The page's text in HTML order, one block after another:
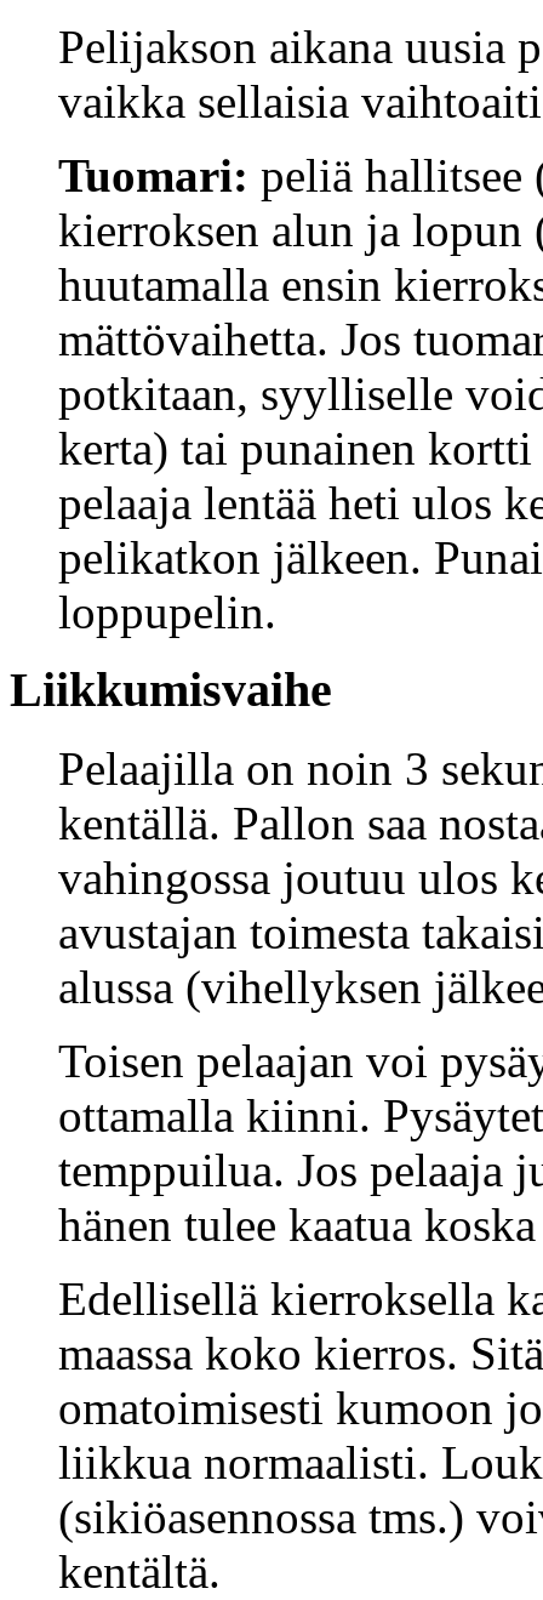
Pelijakson aikana uusia
vaikka sellaisia
Tuomari: peliä hallitsee
kierroksen alun ja lopun
huutamalla ensin
mättövaihetta. Jos
potkitaan, syylliselle
kerta) tai punainen
pelaaja lentää heti ulos
pelikatkon jälkeen.
loppupelin.
Liikkumisvaihe
Pelaajilla on noin 3
kentällä. Pallon saa
vahingossa joutuu ulos
avustajan toimesta
alussa (vihellyksen
Toisen pelaajan voi
ottamalla kiinni.
temppuilua. Jos pelaaja
hänen tulee kaatua
Edellisellä kierroksella
maassa koko kierros.
omatoimisesti kumoon
liikkua normaalisti.
(sikiöasennossa tms.)
kentältä.